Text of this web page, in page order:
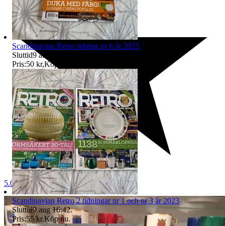
5.0
Scandinavian Retro tidning nr 6 år 2025
Sluttid9 aug 16:42
Pris:50 kr,Köp nu
Scandinavian Retro 2 tidningar nr 1 och nr 3 år 2023
Sluttid9 aug 16:42.
Pris:55 kr,Köp nu.